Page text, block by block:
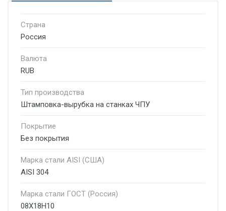
Страна
Россия
Валюта
RUB
Тип производства
Штамповка-вырубка на станках ЧПУ
Покрытие
Без покрытия
Марка стали AISI (США)
AISI 304
Марка стали ГОСТ (Россия)
08Х18Н10